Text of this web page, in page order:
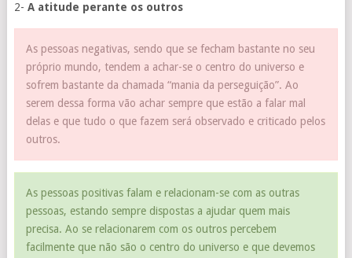
2- A atitude perante os outros
As pessoas negativas, sendo que se fecham bastante no seu
próprio mundo, tendem a achar-se o centro do universo e
sofrem bastante da chamada “mania da perseguição”. Ao
serem dessa forma vão achar sempre que estão a falar mal
delas e que tudo o que fazem será observado e criticado pelos
outros.
As pessoas positivas falam e relacionam-se com as outras
pessoas, estando sempre dispostas a ajudar quem mais
precisa. Ao se relacionarem com os outros percebem
facilmente que não são o centro do universo e que devemos